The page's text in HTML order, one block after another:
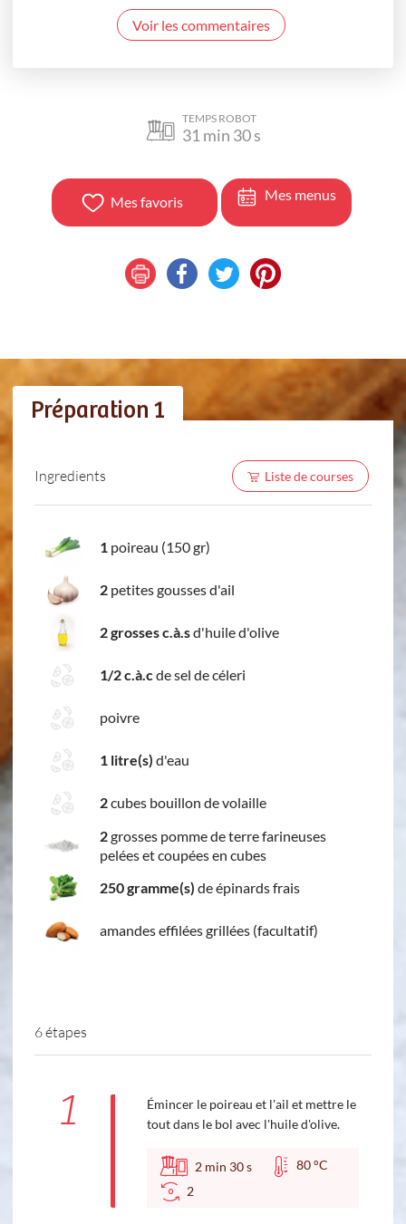
Voir les commentaires
TEMPS ROBOT
31 min 30s
Mes favoris Mes menus
Préparation 1
Ingredients Liste de courses
1 poireau (150 gr)
2 petites gousses d'ail
2 grosses c.à.sd'huile d'olive
1/2 c.à.cde sel de céleri
poivre
1 litre(s) d'eau
2cubes bouillon de volaille
2grosses pomme de terre farineuses
pelées et coupées en cubes
250 gramme(s) de épinards frais
amandes effilées grillées (facultatif)
6 étapes
1
Émincer le poireau et l'ail et mettre le
tout dans le bol avec l'huile d'olive.
2 min 30s
80 °C
2